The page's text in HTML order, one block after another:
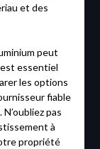
et des
peut
essentiel
les options
fiable
pas
à
propriété